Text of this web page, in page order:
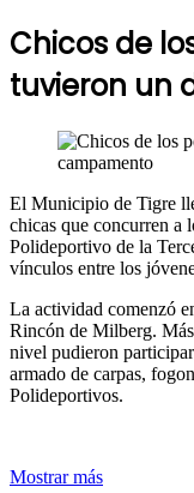
Chicos de
tuvieron un
El Municipio de Tigre
chicas que concurren a
Polideportivo de la
vínculos entre los
La actividad comenzó
Rincón de Milberg.
nivel pudieron
armado de carpas,
Polideportivos.
Mostrar más